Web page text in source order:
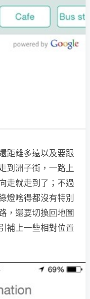
距離多遠以及要跟
到洲子街，一路上
走就走到了；不過
燈啥得都沒有特別
，還要切換回地圖
補上一些相對位置